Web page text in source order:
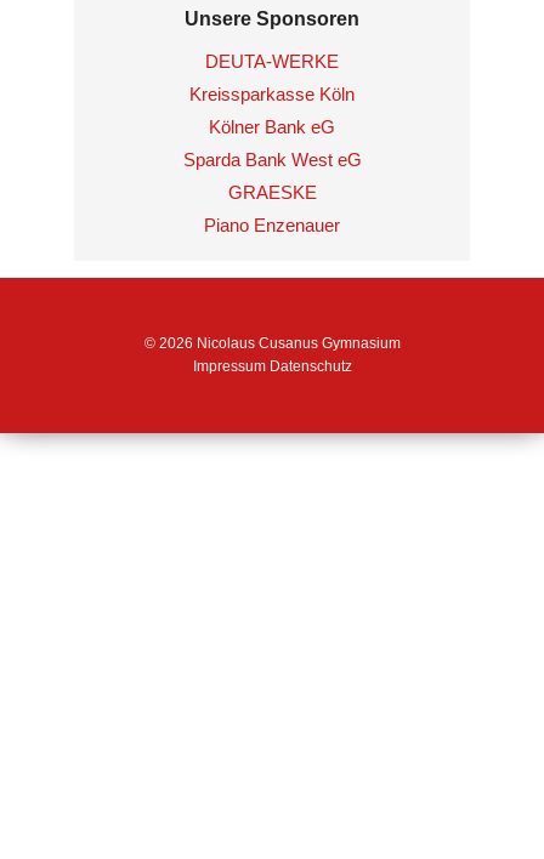
Unsere Sponsoren
DEUTA-WERKE
Kreissparkasse Köln
Kölner Bank eG
Sparda Bank West eG
GRAESKE
Piano Enzenauer
© 2026 Nicolaus Cusanus Gymnasium
Impressum Datenschutz